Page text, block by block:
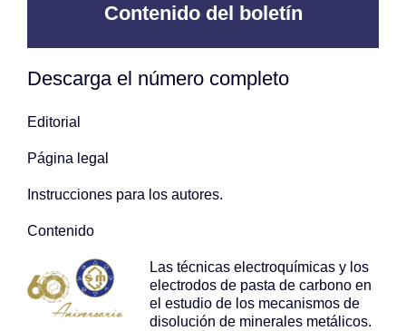
Contenido del boletín
Descarga el número completo
Editorial
Página legal
Instrucciones para los autores.
Contenido
Las técnicas electroquímicas y los
electrodos de pasta de carbono en
el estudio de los mecanismos de
disolución de minerales metálicos.